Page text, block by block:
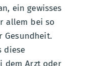
ein gewisses
allem bei so
Gesundheit.
diese
dem Arzt oder